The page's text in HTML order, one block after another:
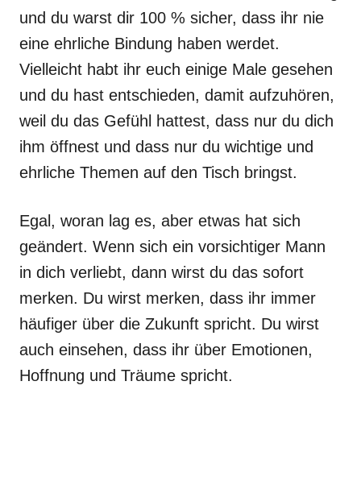
und du warst dir 100 % sicher, dass ihr nie
eine ehrliche Bindung haben werdet.
Vielleicht habt ihr euch einige Male gesehen
und du hast entschieden, damit aufzuhören,
weil du das Gefühl hattest, dass nur du dich
ihm öffnest und dass nur du wichtige und
ehrliche Themen auf den Tisch bringst.
Egal, woran lag es, aber etwas hat sich
geändert. Wenn sich ein vorsichtiger Mann
in dich verliebt, dann wirst du das sofort
merken. Du wirst merken, dass ihr immer
häufiger über die Zukunft spricht. Du wirst
auch einsehen, dass ihr über Emotionen,
Hoffnung und Träume spricht.